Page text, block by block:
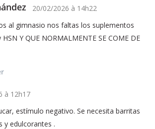
20/02/2026 à 14h22
al gimnasio nos faltas los suplementos
Y QUE NORMALMENTE SE COME DE
à 12h17
estímulo negativo. Se necesita barritas
y edulcorantes .